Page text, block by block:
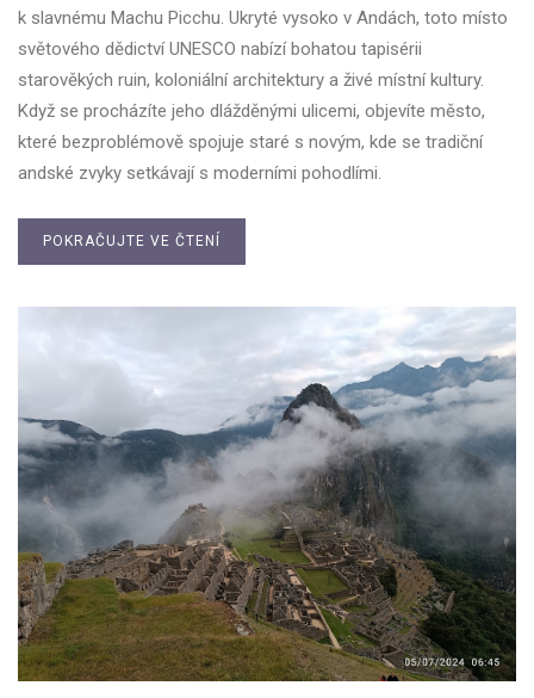
k slavnému Machu Picchu. Ukryté vysoko v Andách, toto místo
světového dědictví UNESCO nabízí bohatou tapisérii
starověkých ruin, koloniální architektury a živé místní kultury.
Když se procházíte jeho dlážděnými ulicemi, objevíte město,
které bezproblémově spojuje staré s novým, kde se tradiční
andské zvyky setkávají s moderními pohodlími.
POKRAČUJTE VE ČTENÍ